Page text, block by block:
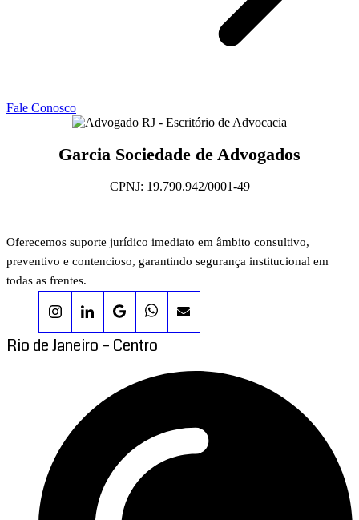
Fale Conosco
Garcia Sociedade de Advogados
CPNJ: 19.790.942/0001-49
Oferecemos suporte jurídico imediato em âmbito consultivo,
preventivo e contencioso, garantindo segurança institucional em
todas as frentes.
Rio de Janeiro – Centro